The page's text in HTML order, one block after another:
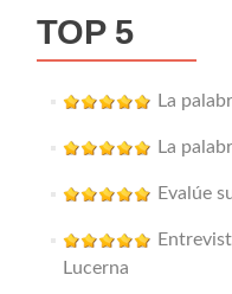
TOP 5
La
La
Evalúe
Lucerna